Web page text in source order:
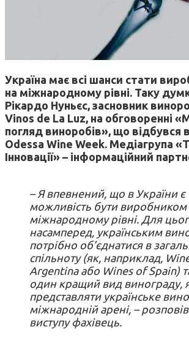
Україна має всі шанси стати
на міжнародному рівні. Таку
Рікардо Нуньєс, засновник
Vinos de La Luz, на обговоренні
погляд виноробів», що відбувся
Odessa Wine Week. Медіагрупа
Інновації» – інформаційний
– Я впевнений, що в України є
можливість бути виробником
міжнародному рівні. Для
насамперед, українським
потрібно об’єднатися в
спільноту (як, наприклад,
Argentina або Wines оf Spain)
один кращий вид винограду,
представляти українське
міжнародній арені, – розповів
виступу фахівець.